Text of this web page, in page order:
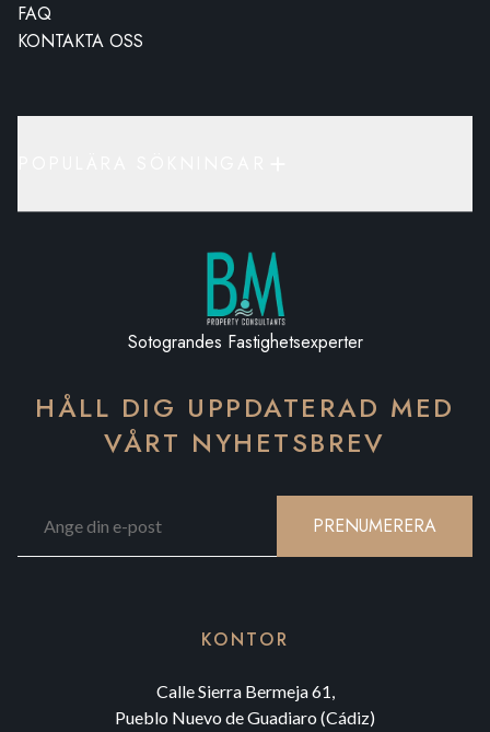
FAQ
KONTAKTA OSS
Sotograndes Fastighetsexperter
HÅLL DIG UPPDATERAD MED
VÅRT NYHETSBREV
PRENUMERERA
KONTOR
Calle Sierra Bermeja 61,
Pueblo Nuevo de Guadiaro (Cádiz)